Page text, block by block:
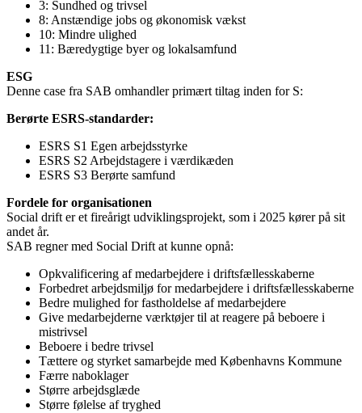
3: Sundhed og trivsel
8: Anstændige jobs og økonomisk vækst
10: Mindre ulighed
11: Bæredygtige byer og lokalsamfund
ESG
Denne case fra SAB omhandler primært tiltag inden for S:
Berørte ESRS-standarder:
ESRS S1 Egen arbejdsstyrke
ESRS S2 Arbejdstagere i værdikæden
ESRS S3 Berørte samfund
Fordele for organisationen
Social drift er et fireårigt udviklingsprojekt, som i 2025 kører på sit
andet år.
SAB regner med Social Drift at kunne opnå:
Opkvalificering af medarbejdere i driftsfællesskaberne
Forbedret arbejdsmiljø for medarbejdere i driftsfællesskaberne
Bedre mulighed for fastholdelse af medarbejdere
Give medarbejderne værktøjer til at reagere på beboere i
mistrivsel
Beboere i bedre trivsel
Tættere og styrket samarbejde med Københavns Kommune
Færre naboklager
Større arbejdsglæde
Større følelse af tryghed